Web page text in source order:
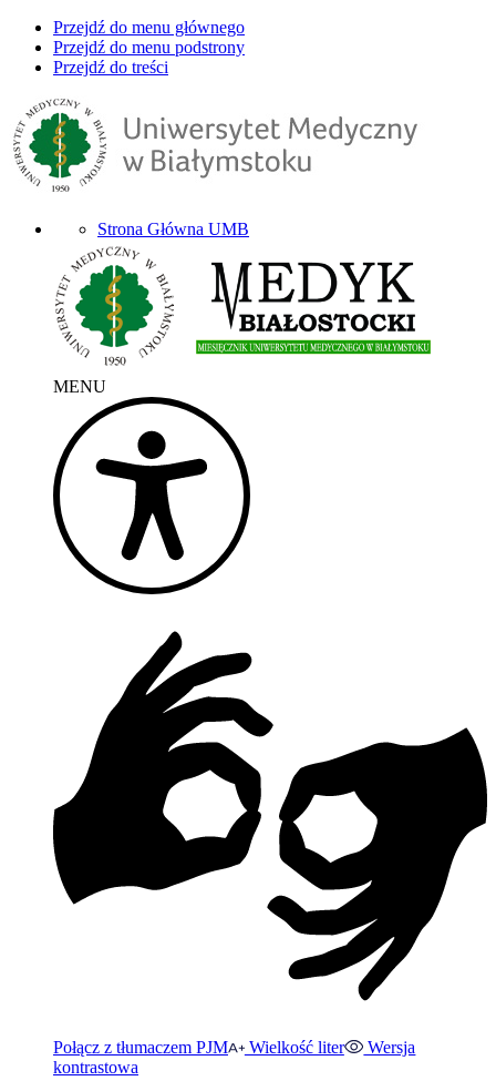
Przejdź do menu głównego
Przejdź do menu podstrony
Przejdź do treści
Strona Główna UMB
MENU
Połącz z tłumaczem PJM Wielkość liter
Wersja
kontrastowa